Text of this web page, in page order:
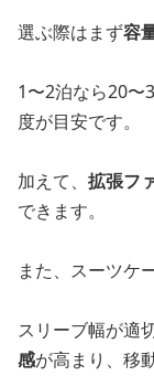
選ぶ際はまず容
1〜2泊なら20〜
度が目安です。
加えて、 拡張フ
できます。
また、スーツケ
スリーブ幅が適
感が高まり、移